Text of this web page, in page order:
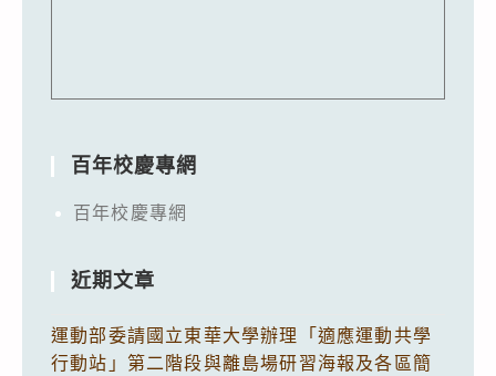
百年校慶專網
百年校慶專網
近期文章
運動部委請國立東華大學辦理「適應運動共學
行動站」第二階段與離島場研習海報及各區簡